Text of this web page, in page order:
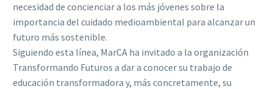
necesidad de concienciar a los más jóvenes sobre la
importancia del cuidado medioambiental para alcanzar un
futuro más sostenible.
Siguiendo esta línea, MarCA ha invitado a la organización
Transformando Futuros a dar a conocer su trabajo de
educación transformadora y, más concretamente, su